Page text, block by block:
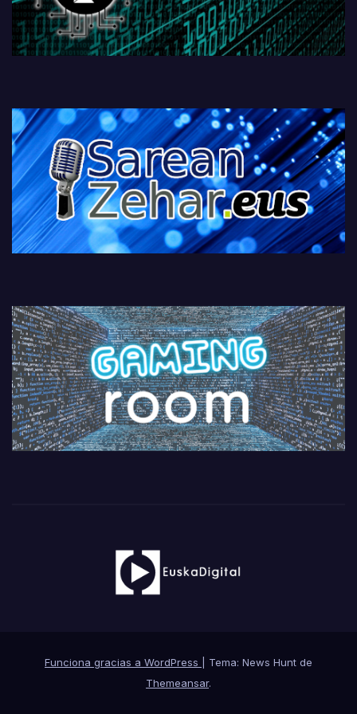
Funciona gracias a WordPress
Tema: News Hunt de
Themeansar.